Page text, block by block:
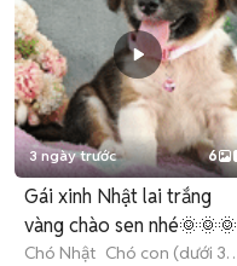
3 ngày trước 6
Gái xinh Nhật lai trắng
vàng chào sen nhé🌞🌞🌞
Chó Nhật Chó con (dưới 3